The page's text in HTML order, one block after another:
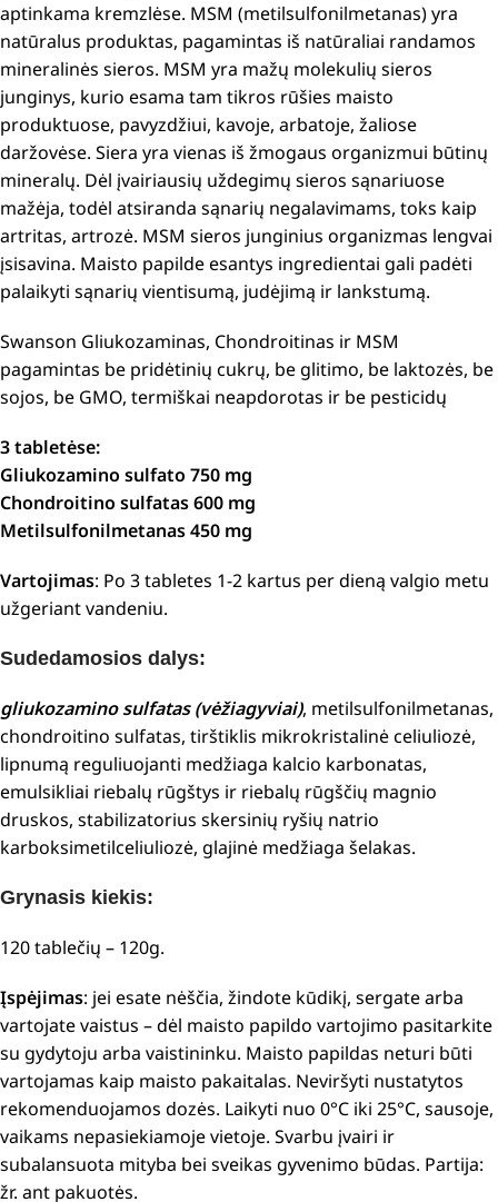
aptinkama kremzlėse. MSM (metilsulfonilmetanas) yra
natūralus produktas, pagamintas iš natūraliai randamos
mineralinės sieros. MSM yra mažų molekulių sieros
junginys, kurio esama tam tikros rūšies maisto
produktuose, pavyzdžiui, kavoje, arbatoje, žaliose
daržovėse. Siera yra vienas iš žmogaus organizmui būtinų
mineralų. Dėl įvairiausių uždegimų sieros sąnariuose
mažėja, todėl atsiranda sąnarių negalavimams, toks kaip
artritas, artrozė. MSM sieros junginius organizmas lengvai
įsisavina. Maisto papilde esantys ingredientai gali padėti
palaikyti sąnarių vientisumą, judėjimą ir lankstumą.
Swanson Gliukozaminas, Chondroitinas ir MSM
pagamintas be pridėtinių cukrų, be glitimo, be laktozės, be
sojos, be GMO, termiškai neapdorotas ir be pesticidų
3 tabletėse:
Gliukozamino sulfato 750 mg
Chondroitino sulfatas 600 mg
Metilsulfonilmetanas 450 mg
Vartojimas: Po 3 tabletes 1-2 kartus per dieną valgio metu
užgeriant vandeniu.
Sudedamosios dalys:
gliukozamino sulfatas (vėžiagyviai), metilsulfonilmetanas,
chondroitino sulfatas, tirštiklis mikrokristalinė celiuliozė,
lipnumą reguliuojanti medžiaga kalcio karbonatas,
emulsikliai riebalų rūgštys ir riebalų rūgščių magnio
druskos, stabilizatorius skersinių ryšių natrio
karboksimetilceliuliozė, glajinė medžiaga šelakas.
Grynasis kiekis:
120 tablečių – 120g.
Įspėjimas: jei esate nėščia, žindote kūdikį, sergate arba
vartojate vaistus – dėl maisto papildo vartojimo pasitarkite
su gydytoju arba vaistininku. Maisto papildas neturi būti
vartojamas kaip maisto pakaitalas. Neviršyti nustatytos
rekomenduojamos dozės. Laikyti nuo 0°C iki 25°C, sausoje,
vaikams nepasiekiamoje vietoje. Svarbu įvairi ir
subalansuota mityba bei sveikas gyvenimo būdas. Partija:
žr. ant pakuotės.